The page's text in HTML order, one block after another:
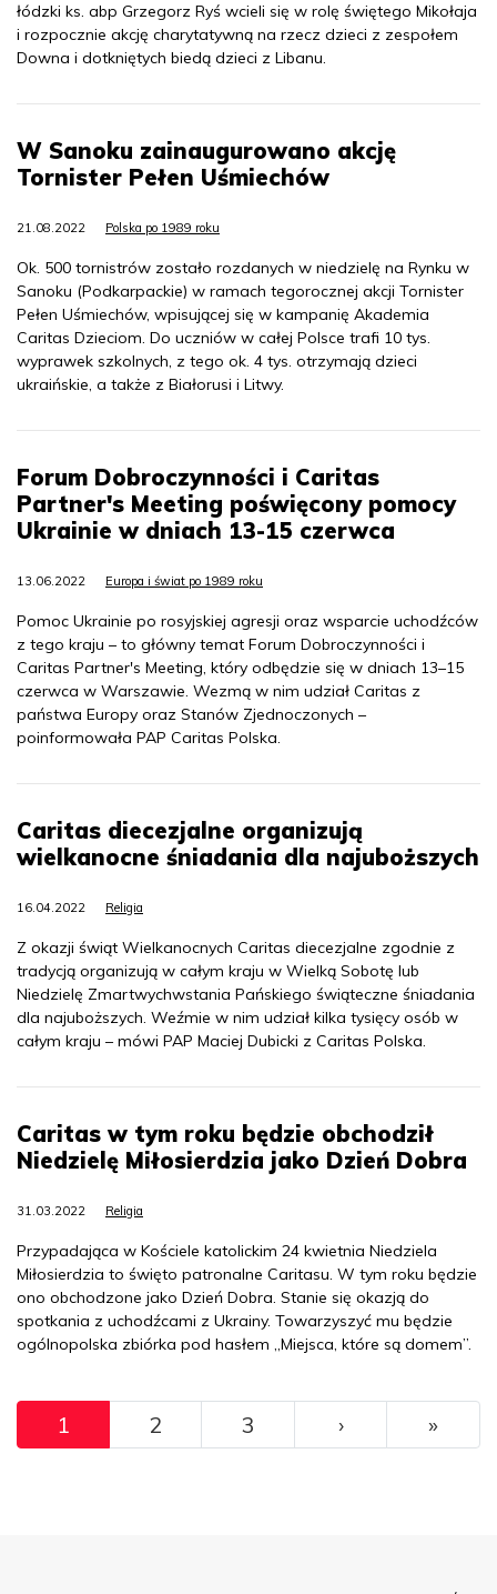
łódzki ks. abp Grzegorz Ryś wcieli się w rolę świętego Mikołaja
i rozpocznie akcję charytatywną na rzecz dzieci z zespołem
Downa i dotkniętych biedą dzieci z Libanu.
W Sanoku zainaugurowano akcję
Tornister Pełen Uśmiechów
21.08.2022 Polska po 1989 roku
Ok. 500 tornistrów zostało rozdanych w niedzielę na Rynku w
Sanoku (Podkarpackie) w ramach tegorocznej akcji Tornister
Pełen Uśmiechów, wpisującej się w kampanię Akademia
Caritas Dzieciom. Do uczniów w całej Polsce trafi 10 tys.
wyprawek szkolnych, z tego ok. 4 tys. otrzymają dzieci
ukraińskie, a także z Białorusi i Litwy.
Forum Dobroczynności i Caritas
Partner's Meeting poświęcony pomocy
Ukrainie w dniach 13-15 czerwca
13.06.2022 Europa i świat po 1989 roku
Pomoc Ukrainie po rosyjskiej agresji oraz wsparcie uchodźców
z tego kraju – to główny temat Forum Dobroczynności i
Caritas Partner's Meeting, który odbędzie się w dniach 13–15
czerwca w Warszawie. Wezmą w nim udział Caritas z
państwa Europy oraz Stanów Zjednoczonych –
poinformowała PAP Caritas Polska.
Caritas diecezjalne organizują
wielkanocne śniadania dla najuboższych
16.04.2022 Religia
Z okazji świąt Wielkanocnych Caritas diecezjalne zgodnie z
tradycją organizują w całym kraju w Wielką Sobotę lub
Niedzielę Zmartwychwstania Pańskiego świąteczne śniadania
dla najuboższych. Weźmie w nim udział kilka tysięcy osób w
całym kraju – mówi PAP Maciej Dubicki z Caritas Polska.
Caritas w tym roku będzie obchodził
Niedzielę Miłosierdzia jako Dzień Dobra
31.03.2022 Religia
Przypadająca w Kościele katolickim 24 kwietnia Niedziela
Miłosierdzia to święto patronalne Caritasu. W tym roku będzie
ono obchodzone jako Dzień Dobra. Stanie się okazją do
spotkania z uchodźcami z Ukrainy. Towarzyszyć mu będzie
ogólnopolska zbiórka pod hasłem „Miejsca, które są domem”.
Pagination
1 2 3 ››› »